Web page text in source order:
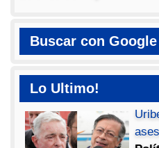
Buscar con Google
Lo Ultimo!